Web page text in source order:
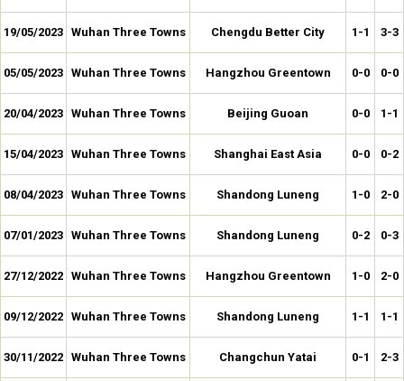
19/05/2023 Wuhan Three Towns Chengdu Better City 1-1 3-3
05/05/2023 Wuhan Three Towns Hangzhou Greentown 0-0 0-0
20/04/2023 Wuhan Three Towns Beijing Guoan 0-0 1-1
15/04/2023 Wuhan Three Towns Shanghai East Asia 0-0 0-2
08/04/2023 Wuhan Three Towns Shandong Luneng 1-0 2-0
07/01/2023 Wuhan Three Towns Shandong Luneng 0-2 0-3
27/12/2022 Wuhan Three Towns Hangzhou Greentown 1-0 2-0
09/12/2022 Wuhan Three Towns Shandong Luneng 1-1 1-1
30/11/2022 Wuhan Three Towns Changchun Yatai 0-1 2-3